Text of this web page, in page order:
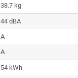
38.7 kg
44 dBA
A
A
54 kWh